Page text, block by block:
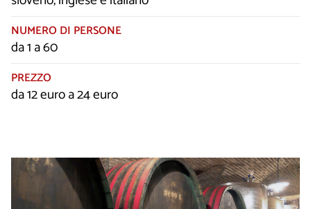
NUMERO DI PERSONE
da 1 a 60
PREZZO
da 12 euro a 24 euro